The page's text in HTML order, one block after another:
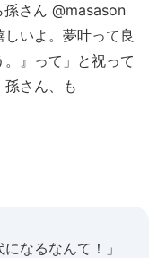
さん @masason
いよ。夢叶って良
』って」と祝って
孫さん、も
なるなんて！」